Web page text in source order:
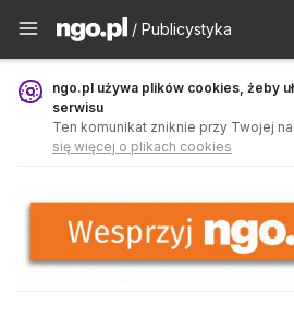
Publicystyka -
/ Publicystyka
ngo.pl używa plików cookies, żeby
serwisu
Ten komunikat zniknie przy Twojej
się więcej o plikach cookies